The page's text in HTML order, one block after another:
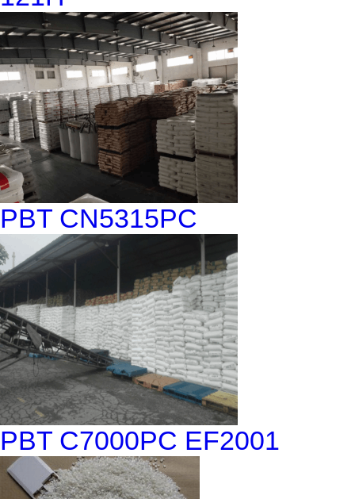
PBT CN5315PC
PBT C7000PC EF2001